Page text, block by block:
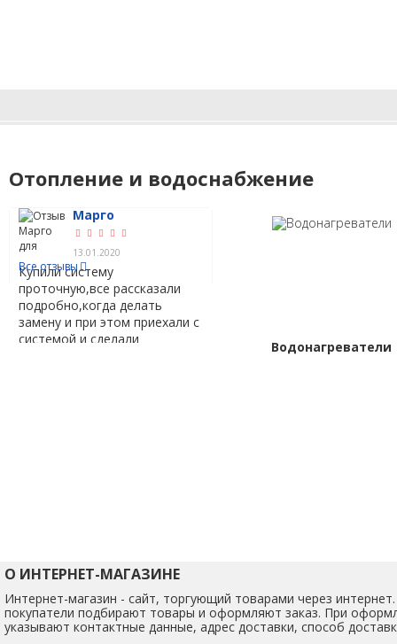
Отопление и водоснабжение
ОТЗЫВЫ (4)
Марго
13.01.2020
Купили систему
проточную,все рассказали
подробно,когда делать
замену и при этом приехали с
системой и сделали
Майя
27.12.2019
Олег
01.12.2019
Елена
01.12.2019
Все отзывы
Водонагреватели
О ИНТЕРНЕТ-МАГАЗИНЕ
Интернет-магазин - сайт, торгующий товарами через
покупатели подбирают товары и оформляют заказ. При
указывают контактные данные, адрес доставки, способ